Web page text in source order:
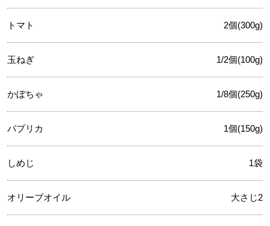
トマト 2個(300g)
玉ねぎ 1/2個(100g)
かぼちゃ 1/8個(250g)
パプリカ 1個(150g)
しめじ 1袋
オリーブオイル 大さじ2